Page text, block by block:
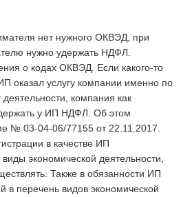
нет нужного ОКВЭД, при
нужно удержать НДФЛ.
о кодах ОКВЭД. Если какого-то
оказал услугу компании именно по
компания как
у ИП НДФЛ. Об этом
№ 03-04-06/77155 от 22.11.2017.
в качестве ИП
экономической деятельности,
Также в обязанности ИП
в перечень видов экономической